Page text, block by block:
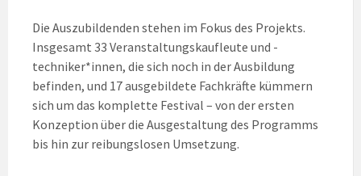
Die Auszubildenden stehen im Fokus des Projekts.
Insgesamt 33 Veranstaltungskaufleute und -
techniker*innen, die sich noch in der Ausbildung
befinden, und 17 ausgebildete Fachkräfte kümmern
sich um das komplette Festival – von der ersten
Konzeption über die Ausgestaltung des Programms
bis hin zur reibungslosen Umsetzung.